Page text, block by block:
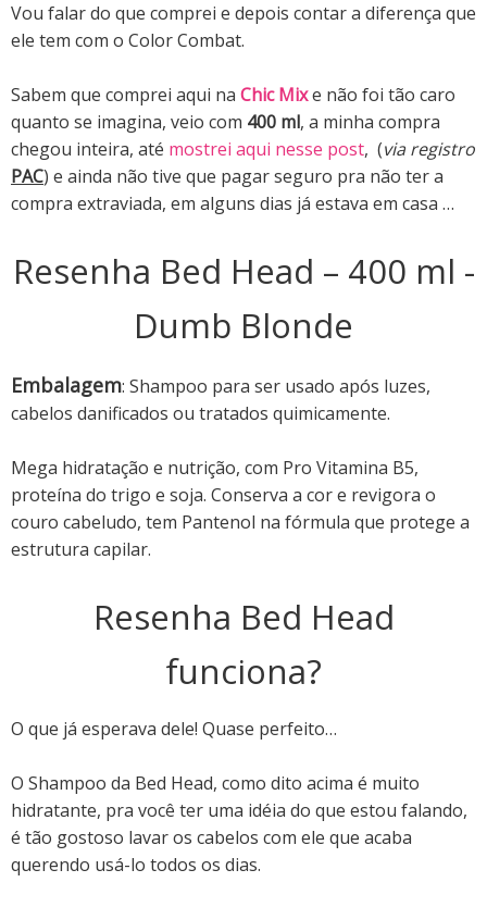
Vou falar do que comprei e depois contar a diferença que
ele tem com o Color Combat.
Sabem que comprei aqui na Chic Mixe não foi tão caro
quanto se imagina, veio com 400 ml, a minha compra
chegou inteira, até mostrei aqui nesse post, (via registro
PAC) e ainda não tive que pagar seguro pra não ter a
compra extraviada, em alguns dias já estava em casa …
Resenha Bed Head – 400 ml -
Dumb Blonde
Embalagem: Shampoo para ser usado após luzes,
cabelos danificados ou tratados quimicamente.
Mega hidratação e nutrição, com Pro Vitamina B5,
proteína do trigo e soja. Conserva a cor e revigora o
couro cabeludo, tem Pantenol na fórmula que protege a
estrutura capilar.
Resenha Bed Head
funciona?
O que já esperava dele! Quase perfeito…
O Shampoo da Bed Head, como dito acima é muito
hidratante, pra você ter uma idéia do que estou falando,
é tão gostoso lavar os cabelos com ele que acaba
querendo usá-lo todos os dias.